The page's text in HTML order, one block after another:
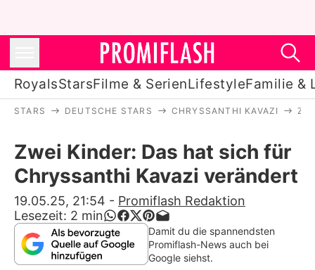
RoyalsStarsFilme & SerienLifestyleFamilie &
Stars
Filme & Serien
Lifestyle
Familie & Liebe
STARS DEUTSCHE STARS CHRYSSANTHI KAVAZI
Zwei Kinder: Das hat sich für
Chryssanthi Kavazi verändert
19.05.25, 21:54 - Promiflash Redaktion
Lesezeit: 2 min
Damit du die spannendsten
Promiflash-News auch bei
Google siehst.